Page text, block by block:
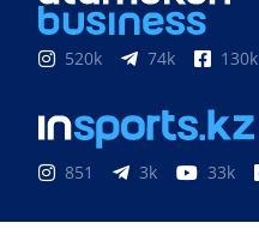
520k 74k 130k
851 3k 33k